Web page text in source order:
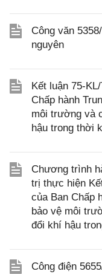
Công văn
nguyên
Kết luận 75-
Chấp hành
môi trường và
hậu trong thời
Chương trình
trị thực hiện
của Ban Chấp
bảo vệ môi
đổi khí hậu
Công điện